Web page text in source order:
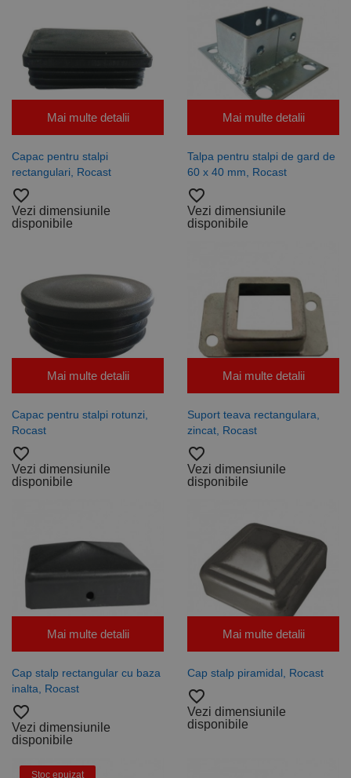
Mai multe detalii
Capac pentru stalpi
rectangulari, Rocast
favorite_border
Vezi dimensiunile
disponibile
Mai multe detalii
Talpa pentru stalpi de gard de
60 x 40 mm, Rocast
favorite_border
Vezi dimensiunile
disponibile
Mai multe detalii
Capac pentru stalpi rotunzi,
Rocast
favorite_border
Vezi dimensiunile
disponibile
Mai multe detalii
Suport teava rectangulara,
zincat, Rocast
favorite_border
Vezi dimensiunile
disponibile
Mai multe detalii
Cap stalp rectangular cu baza
inalta, Rocast
favorite_border
Vezi dimensiunile
disponibile
Mai multe detalii
Cap stalp piramidal, Rocast
favorite_border
Vezi dimensiunile
disponibile
Stoc epuizat